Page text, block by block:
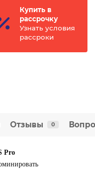
Купить в
рассрочку
Узнать условия
рассроки
Отзывы 0
Pro